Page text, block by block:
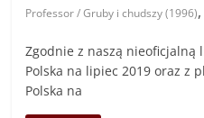
Professor / Gruby i chudszy (1996),
Zgodnie z naszą
Polska na lipiec 2019 oraz z
Polska na